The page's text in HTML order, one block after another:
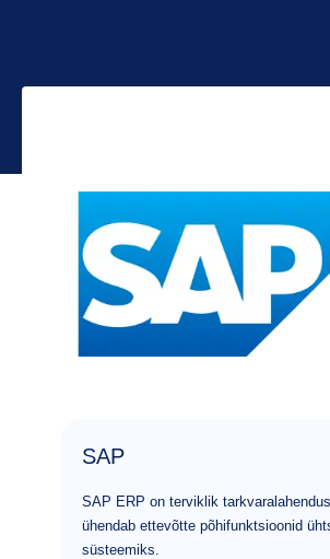
SAP
SAP ERP on terviklik
ühendab ettevõtte põhifunktsioonid
süsteemiks.